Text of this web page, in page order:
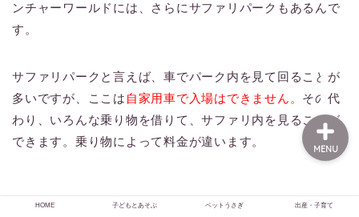
ンチャーワールドには、さらにサファリパークもあるんで
す。
サファリパークと言えば、車でパーク内を見て回ることが
多いですが、ここは 自家用車で入場はできません。 その代
わり、いろんな乗り物を借りて、サファリ内を見ることが
できます。乗り物によって料金が違います。
HOME 子どもとあそぶ ペットうさぎ 出産・子育て
MENU
ペットうさぎ